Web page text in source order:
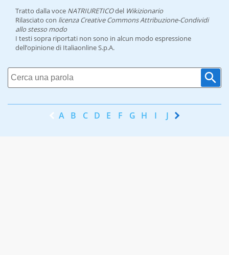
Tratto dalla voce NATRIURETICOdel Wikizionario
Rilasciato con licenza Creative Commons Attribuzione-Condividi
allo stesso modo
I testi sopra riportati non sono in alcun modo espressione
dell’opinione di Italiaonline S.p.A.
A B C D E F G H I J K